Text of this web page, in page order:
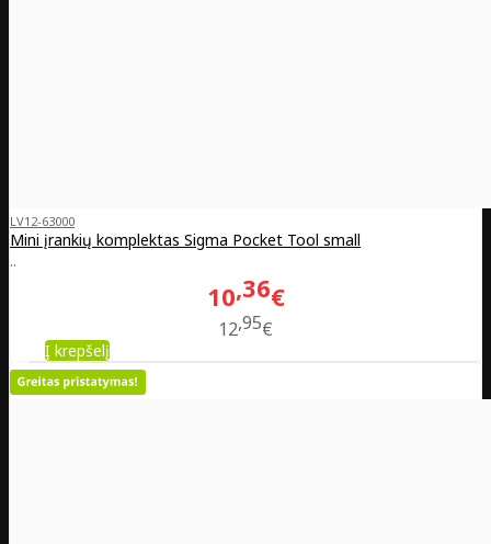
LV12-63000
Mini įrankių komplektas Sigma Pocket Tool small
..
10 36€
1295€
Į krepšelį